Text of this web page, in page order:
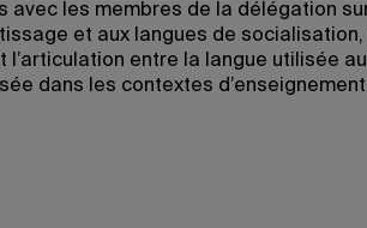
avec les membres de la délégation
et aux langues de
l’articulation entre la langue utilisée
dans les contextes